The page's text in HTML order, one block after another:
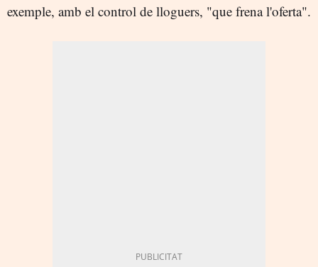
exemple, amb el control de lloguers, "que frena l'oferta".